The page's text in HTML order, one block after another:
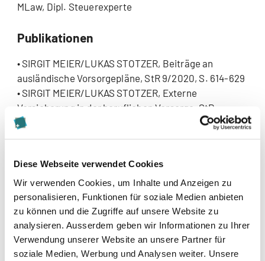
Diese Webseite verwendet Cookies
Wir verwenden Cookies, um Inhalte und Anzeigen zu
personalisieren, Funktionen für soziale Medien anbieten
zu können und die Zugriffe auf unsere Website zu
analysieren. Ausserdem geben wir Informationen zu Ihrer
Verwendung unserer Website an unsere Partner für
soziale Medien, Werbung und Analysen weiter. Unsere
MLaw, Dipl. Steuerexperte
Publikationen
• SIRGIT MEIER/LUKAS STOTZER, Beiträge an
ausländische Vorsorgepläne, StR 9/2020, S. 614-629
• SIRGIT MEIER/LUKAS STOTZER, Externe
Versicherung in der beruflichen Vorsorge, StR
6/2021, S. 433-442